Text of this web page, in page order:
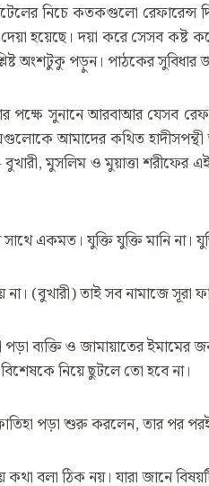
নিচে কতকগুলো রেফারেন্স
হয়েছে। দয়া করে সেসব
অংশটুকু পড়ুন। পাঠকের সুবিধার
পক্ষে সুনানে আরবাআর যেসব
আমাদের কথিত
মুসলিম ও মুয়াত্তা
একমত। যুক্তি যুক্তি মানি না।
(বুখারী) তাই সব নামাজে সূরা
ব্যক্তি ও জামায়াতের ইমামের
বিশেষকে নিয়ে ছুটলে তো হবে না।
পড়া শুরু করলেন, তার পর
কথা বলা ঠিক নয়। যারা জানে